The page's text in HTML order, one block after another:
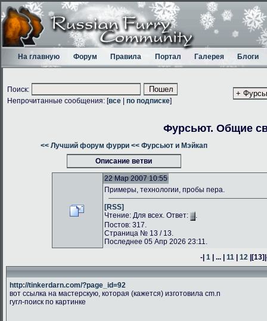
На главную Форум Правила Портал Галерея Блоги
Поиск:
Непрочитанные сообщения: [все по подписке]
Фурсьют. Общие
<< Лучший форум фурри << Фурсьют и Мэйкап
Описание ветви
22 Мар 2007 10:55
Примеры, технологии, пробы пера.
[RSS]
Чтение: Для всех. Ответ:
.
Постов: 317.
Страница № 13 / 13.
Последнее 05 Апр 2026 23:11.
-|1 | ... |11 |12 |[13]
http://tinkerdarn.com/?page_id=92
вот ссылка на мастерскую, которая (кажется) изготовила cm.n
гугл-поиск по картинке